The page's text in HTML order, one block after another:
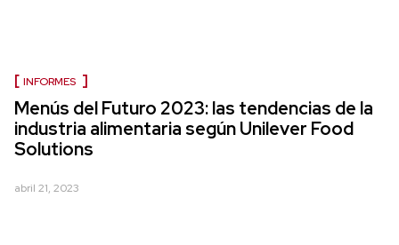
INFORMES
Menús del Futuro 2023: las tendencias de la
industria alimentaria según Unilever Food
Solutions
abril 21, 2023